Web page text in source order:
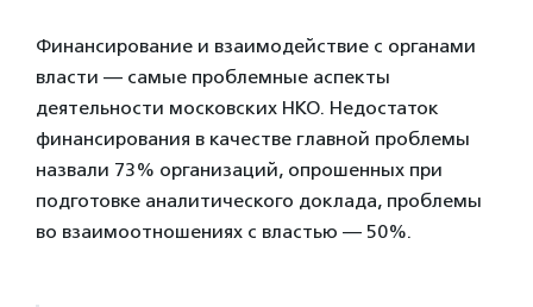
Финансирование и взаимодействие с органами
власти — самые проблемные аспекты
деятельности московских НКО. Недостаток
финансирования в качестве главной проблемы
назвали 73% организаций, опрошенных при
подготовке аналитического доклада, проблемы
во взаимоотношениях с властью — 50%.